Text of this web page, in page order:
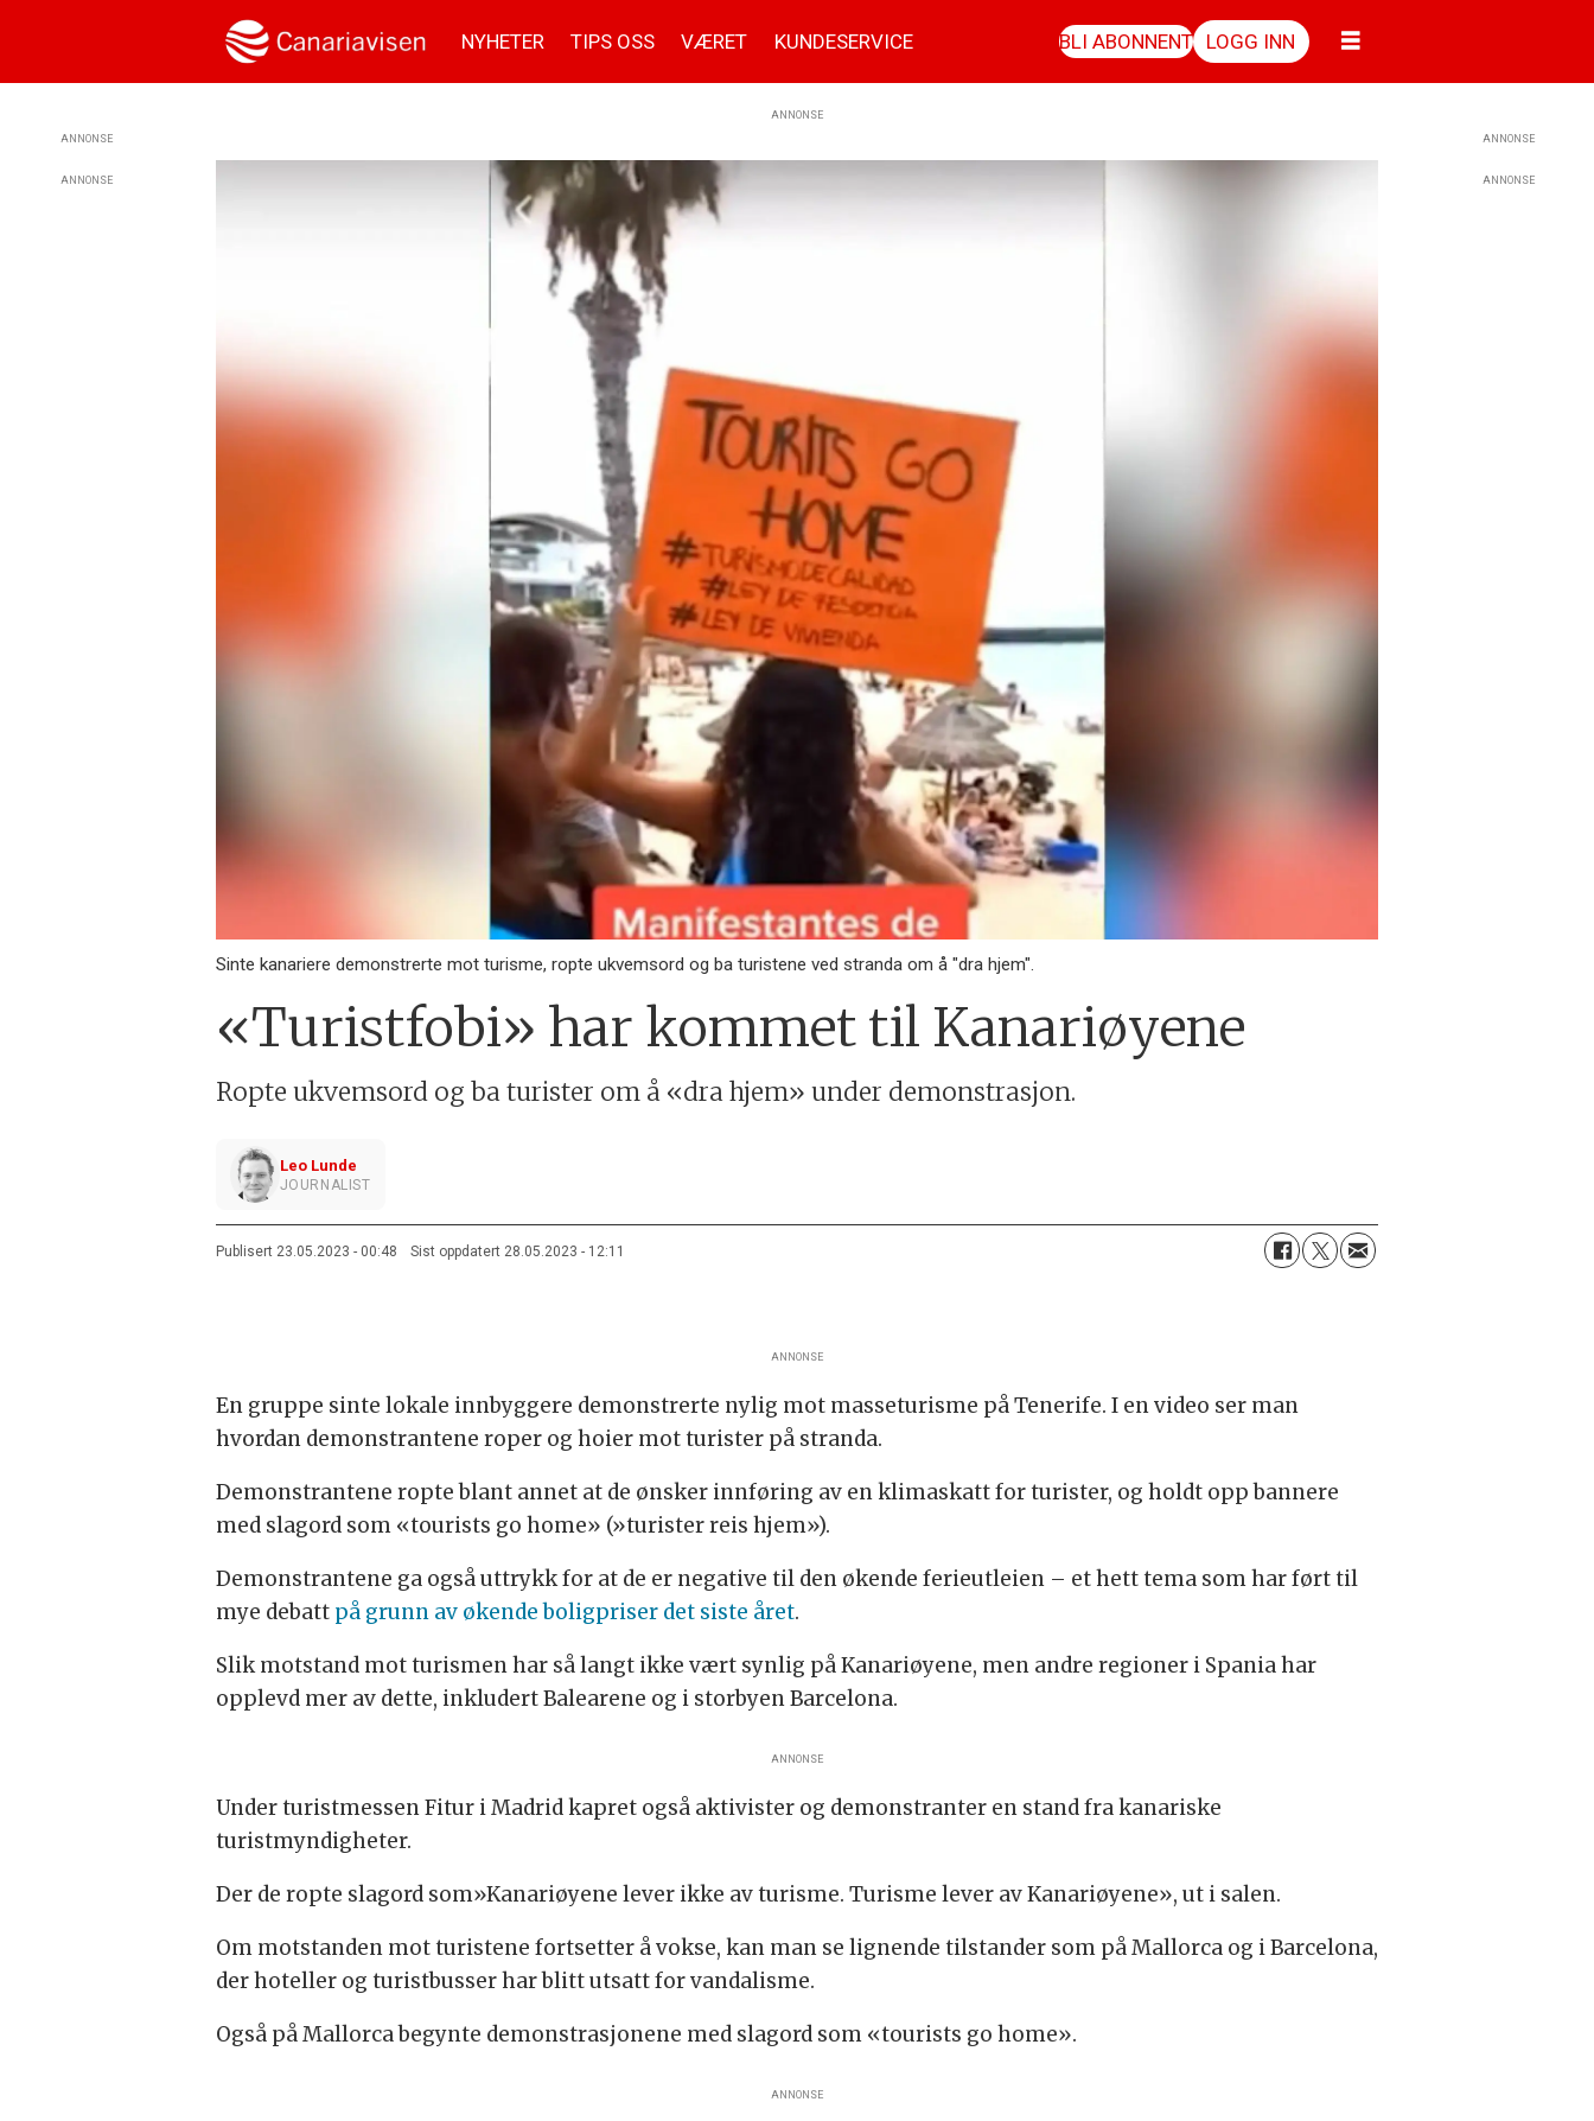
NYHETER TIPS OSS VÆRET KUNDESERVICE BLI ABONNENT LOGG INN
ANNONSE
Sinte kanariere demonstrerte mot turisme, ropte ukvemsord og ba turistene ved stranda om å "dra hjem".
«Turistfobi» har kommet til Kanariøyene
Ropte ukvemsord og ba turister om å «dra hjem» under demonstrasjon.
Leo Lunde
JOURNALIST
Publisert 23.05.2023 - 00:48 Sist oppdatert 28.05.2023 - 12:11
ANNONSE
En gruppe sinte lokale innbyggere demonstrerte nylig mot masseturisme på Tenerife. I en video ser man
hvordan demonstrantene roper og hoier mot turister på stranda.
Demonstrantene ropte blant annet at de ønsker innføring av en klimaskatt for turister, og holdt opp bannere
med slagord som «tourists go home» (»turister reis hjem»).
Demonstrantene ga også uttrykk for at de er negative til den økende ferieutleien – et hett tema som har ført til
mye debatt på grunn av økende boligpriser det siste året.
Slik motstand mot turismen har så langt ikke vært synlig på Kanariøyene, men andre regioner i Spania har
opplevd mer av dette, inkludert Balearene og i storbyen Barcelona.
ANNONSE
Under turistmessen Fitur i Madrid kapret også aktivister og demonstranter en stand fra kanariske
turistmyndigheter.
Der de ropte slagord som»Kanariøyene lever ikke av turisme. Turisme lever av Kanariøyene», ut i salen.
Om motstanden mot turistene fortsetter å vokse, kan man se lignende tilstander som på Mallorca og i Barcelona,
der hoteller og turistbusser har blitt utsatt for vandalisme.
Også på Mallorca begynte demonstrasjonene med slagord som «tourists go home».
ANNONSE
ANNONSE
ANNONSE
ANNONSE
ANNONSE